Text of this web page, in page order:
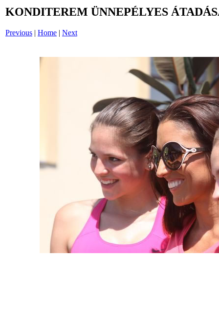
KONDITEREM ÜNNEPÉLYES
Previous | Home | Next